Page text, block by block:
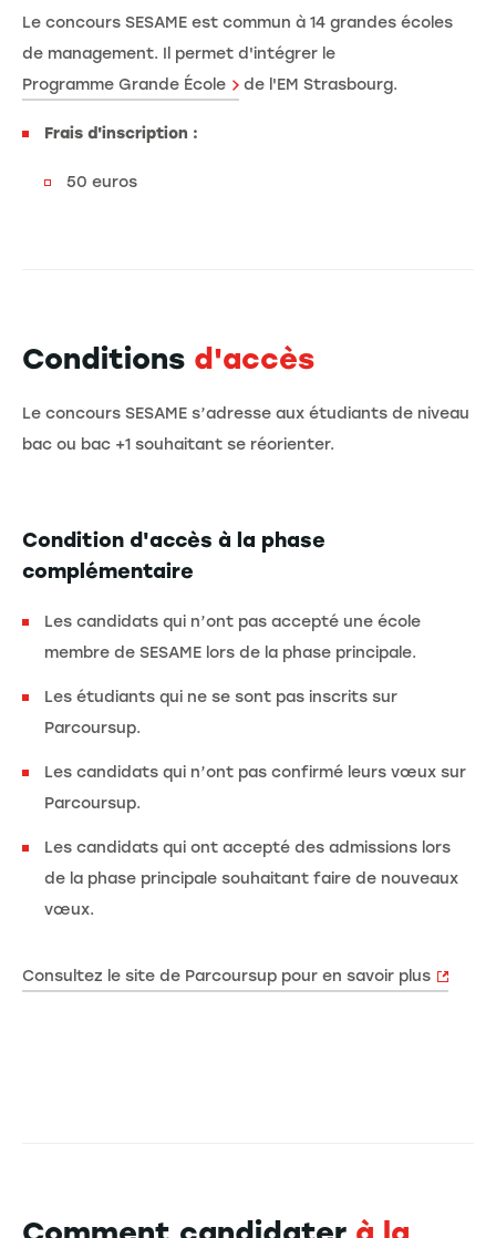
Le concours SESAME est commun à 14 grandes écoles
de management. Il permet d'intégrer le
Programme Grande École
de l'EM Strasbourg.
Frais d'inscription :
50 euros
Conditions d'accès
Le concours SESAME s’adresse aux étudiants de niveau
bac ou bac +1 souhaitant se réorienter.
Condition d'accès à la phase
complémentaire
Les candidats qui n’ont pas accepté une école
membre de SESAME lors de la phase principale.
Les étudiants qui ne se sont pas inscrits sur
Parcoursup.
Les candidats qui n’ont pas confirmé leurs vœux sur
Parcoursup.
Les candidats qui ont accepté des admissions lors
de la phase principale souhaitant faire de nouveaux
vœux.
Consultez le site de Parcoursup pour en savoir plus